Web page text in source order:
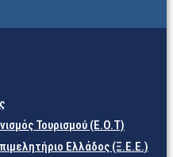
Τουρισμού (Ε.Ο.Τ)
Ελλάδος (Ξ.Ε.Ε.)